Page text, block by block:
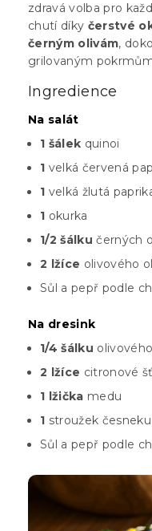
zdravá volba pro
chutí díky čerstvé
černým olivám,
grilovaným
Ingredience
Na salát
1 šálek quinoi
1 velká červená
1 velká žlutá
1 okurka
1/2 šálku černých
2 lžíce olivového
Sůl a pepř podle
Na dresink
1/4 šálku
2 lžíce citronové
1 lžička medu
1 stroužek
Sůl a pepř podle